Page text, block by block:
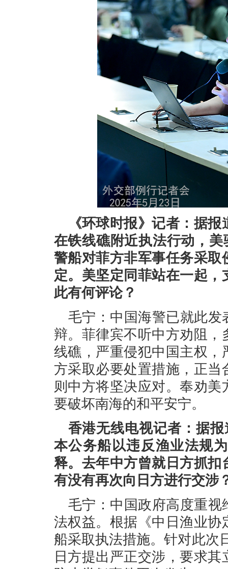
《环球时报》记者：据
在铁线礁附近执法行动，
警船对菲方非军事任务采
定。美坚定同菲站在一起
此有何评论？
毛宁：中国海警已就此
辩。菲律宾不听中方劝阻
线礁，严重侵犯中国主权
方采取必要处置措施，正
则中方将坚决应对。奉劝
要破坏南海的和平安宁。
香港无线电视记者：据
本公务船以违反渔业法规
释。去年中方曾就日方抓
有没有再次向日方进行交涉
毛宁：中国政府高度重
法权益。根据《中日渔业
船采取执法措施。针对此次
日方提出严正交涉，要求